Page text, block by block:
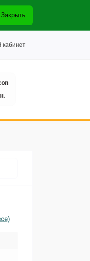
Закрыть
кабинет